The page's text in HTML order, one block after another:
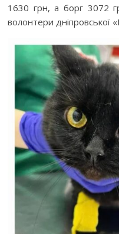
1630 грн, а борг 3072
волонтери дніпровської